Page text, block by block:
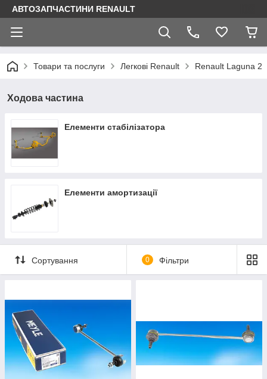
АВТОЗАПЧАСТИНИ RENAULT
Товари та послуги Легкові Renault Renault Laguna 2
Ходова частина
Елементи стабілізатора
Елементи амортизації
Сортування 0 Фільтри